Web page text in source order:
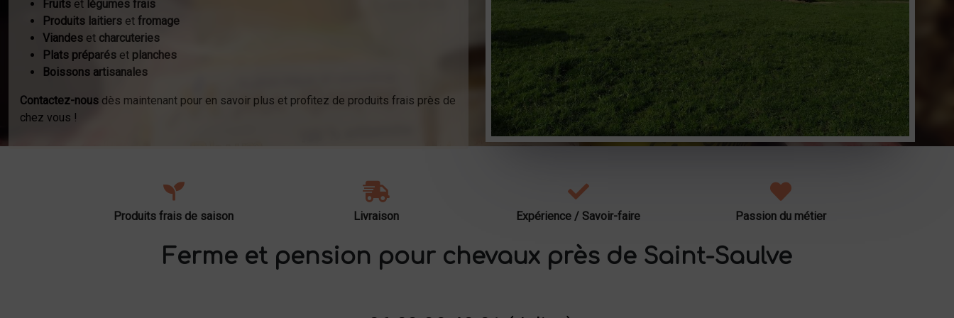
Fruits et légumes frais
Produits laitiers et fromage
Viandes et charcuteries
Plats préparés et planches
Boissons artisanales
Contactez-nous dès maintenant pour en savoir plus et profitez de produits frais près de
chez vous !
Produits frais de saison Livraison Expérience / Savoir-faire Passion du métier
Ferme et pension pour chevaux près de Saint-Saulve